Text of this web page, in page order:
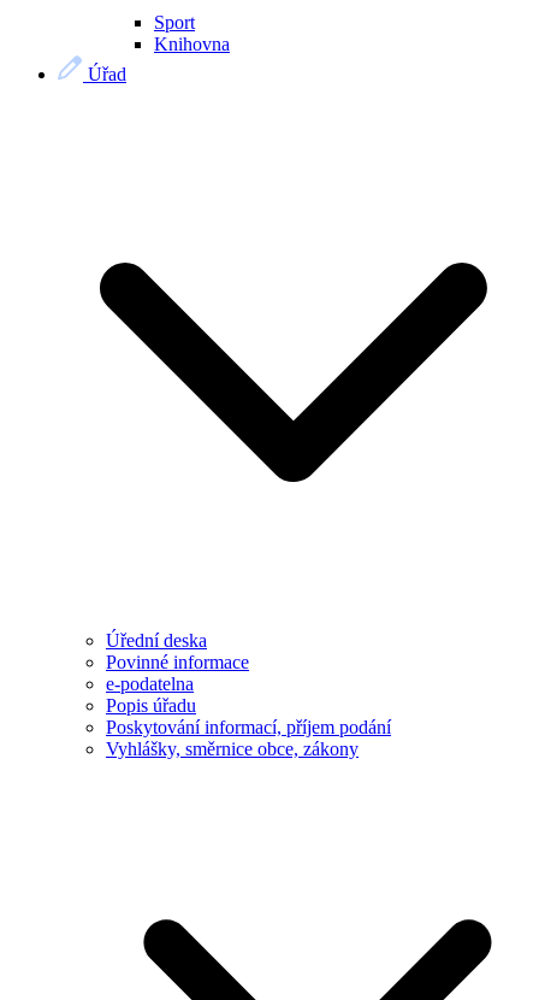
Sport
Knihovna
Úřad
Úřední deska
Povinné informace
e-podatelna
Popis úřadu
Poskytování informací, příjem podání
Vyhlášky, směrnice obce, zákony